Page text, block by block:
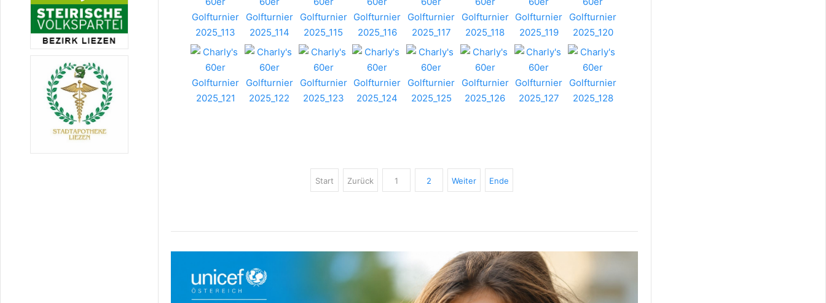
Start Zurück 1 2 Weiter Ende